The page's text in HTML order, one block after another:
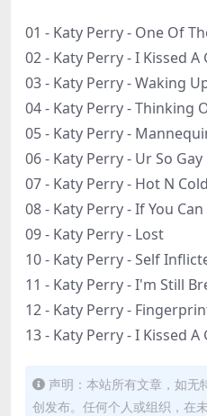
01 - Katy Perry - One Of
02 - Katy Perry - I Kissed A
03 - Katy Perry - Waking
04 - Katy Perry - Thinking
05 - Katy Perry -
06 - Katy Perry - Ur So Gay
07 - Katy Perry - Hot N Cold
08 - Katy Perry - If You
09 - Katy Perry - Lost
10 - Katy Perry - Self
11 - Katy Perry - I'm Still
12 - Katy Perry -
13 - Katy Perry - I Kissed A
声明：本站所有文章，如无
创发布。任何个人或组织，在